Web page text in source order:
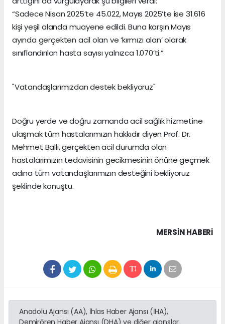
“Sadece Nisan 2025’te 45.022, Mayıs 2025’te ise 31.616
kişi yeşil alanda muayene edildi. Buna karşın Mayıs
ayında gerçekten acil olan ve ‘kırmızı alan’ olarak
sınıflandırılan hasta sayısı yalnızca 1.070’ti.”
"Vatandaşlarımızdan destek bekliyoruz"
Doğru yerde ve doğru zamanda acil sağlık hizmetine
ulaşmak tüm hastalarımızın hakkıdır diyen Prof. Dr.
Mehmet Ballı, gerçekten acil durumda olan
hastalarımızın tedavisinin gecikmesinin önüne geçmek
adına tüm vatandaşlarımızın desteğini bekliyoruz
şeklinde konuştu.
MERSIN HABERİ
Anadolu Ajansı (AA), İhlas Haber Ajansı (İHA),
Demirören Haber Ajansı (DHA) ve diğer ajanslar